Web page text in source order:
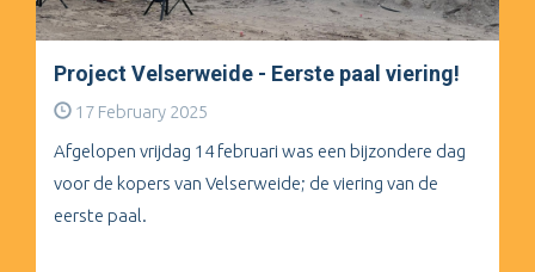
Project Velserweide - Eerste paal viering!
17 February 2025
Afgelopen vrijdag 14 februari was een bijzondere dag
voor de kopers van Velserweide; de viering van de
eerste paal.